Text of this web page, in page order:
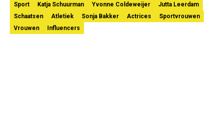
Sport Katja Schuurman Yvonne Coldeweijer
Jutta Leerdam
Schaatsen
Atletiek Sonja Bakker Actrices
Sportvrouwen
Vrouwen
Influencers